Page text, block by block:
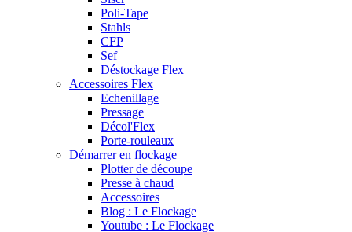
Poli-Tape
Stahls
CFP
Sef
Déstockage Flex
Accessoires Flex
Echenillage
Pressage
Décol'Flex
Porte-rouleaux
Démarrer en flockage
Plotter de découpe
Presse à chaud
Accessoires
Blog : Le Flockage
Youtube : Le Flockage